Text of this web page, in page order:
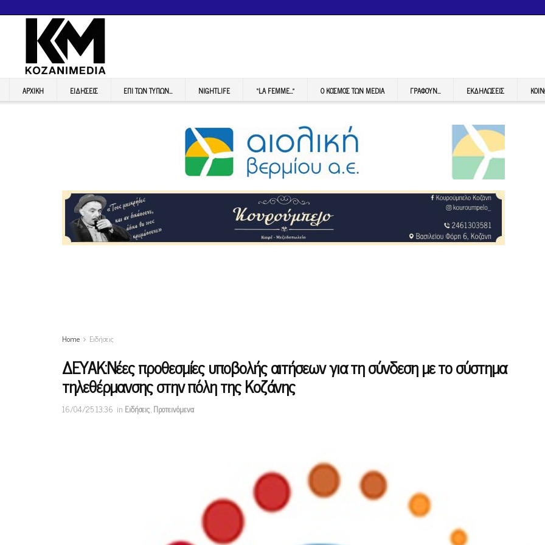
ΑΡΧΙΚΉ ΕΙΔΉΣΕΙΣ ΕΠI ΤΩΝ ΤΥΠΩΝ… NIGHTLIFE “LA FEMME…” Ο ΚΟΣΜΟΣ ΤΩΝ MEDIA ΓΡΆΦΟΥΝ… ΕΚΔΗΛΏΣΕΙΣ
Home Ειδήσεις
ΔΕΥΑΚ:Νέες προθεσμίες υποβολής αιτήσεων για τη σύνδεση με το σύστημα
τηλεθέρμανσης στην πόλη της Κοζάνης
16/04/25 13:36 in Ειδήσεις,Προτεινόμενα